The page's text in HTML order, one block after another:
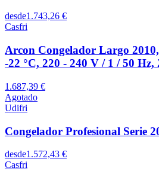
desde1.743,26 €
Casfri
Arcon Congelador Largo
-22 °C, 220 - 240 V / 1 / 50 Hz,
1.687,39 €
Agotado
Udifri
Congelador Profesional Serie
desde1.572,43 €
Casfri